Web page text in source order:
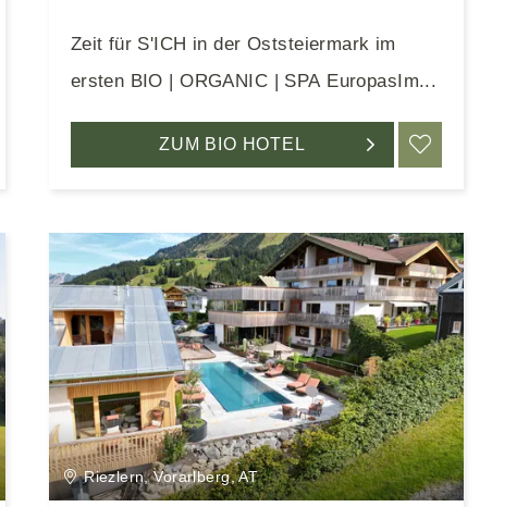
Zeit für S'ICH in der Oststeiermark im
ersten BIO | ORGANIC | SPA EuropasIm...
ZUM BIO HOTEL
Riezlern, Vorarlberg, AT